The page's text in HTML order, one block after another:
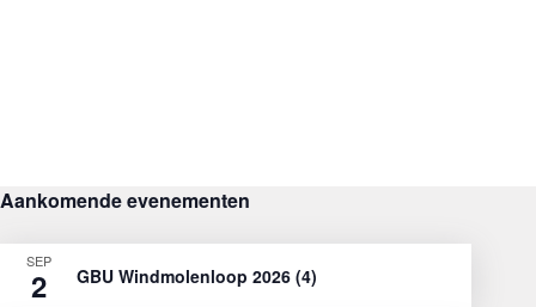
Aankomende evenementen
SEP
2 GBU Windmolenloop 2026 (4)